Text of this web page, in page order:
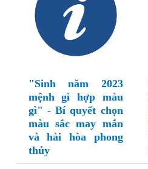
"Sinh năm 2023
mệnh gì hợp màu
gì" - Bí quyết chọn
màu sắc may mắn
và hài hòa phong
thủy